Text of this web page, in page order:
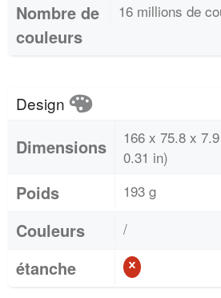
Nombre de
couleurs
16 millions de
Design
Dimensions
166 x 75.8 x
0.31 in)
Poids 193 g
Couleurs /
étanche